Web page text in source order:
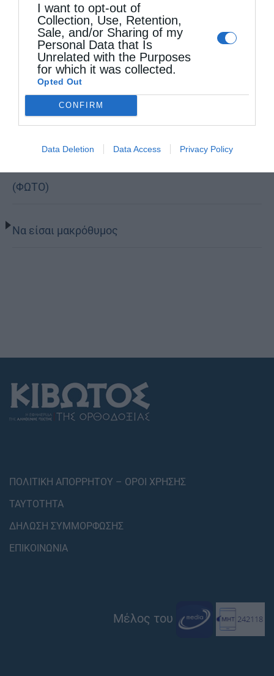
I want to opt-out of
Collection, Use, Retention,
Sale, and/or Sharing of my
Personal Data that Is
Unrelated with the Purposes
for which it was collected.
Opted Out
CONFIRM
Data Deletion Data Access Privacy Policy
Η πνευματική μελέτη
Χειροθεσία Πνευματικού και Οικονόμου στις
Πινακάτες
Μακριά από τον Χριστό
(ΦΩΤΟ)
Να είσαι μακρόθυμος
ΠΟΛΙΤΙΚΗ ΑΠΟΡΡΗΤΟΥ – ΟΡΟΙ ΧΡΗΣΗΣ
ΤΑΥΤΟΤΗΤΑ
ΔΗΛΩΣΗ ΣΥΜΜΟΡΦΩΣΗΣ
ΕΠΙΚΟΙΝΩΝΙΑ
Μέλος του